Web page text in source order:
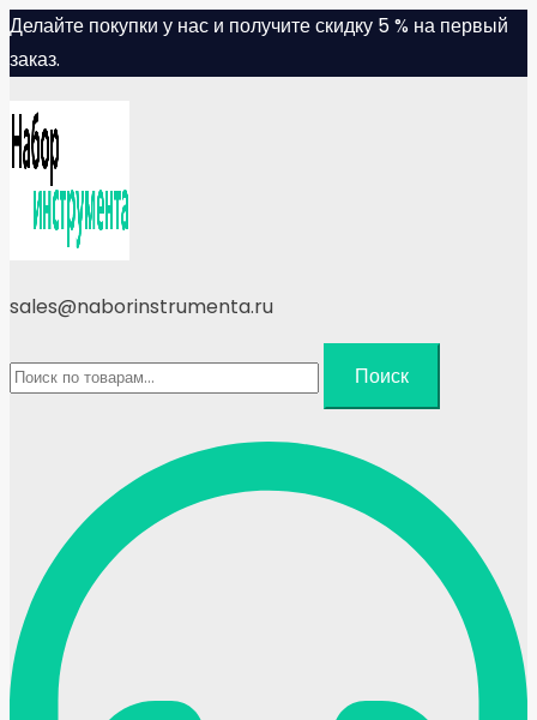
Skip
to
Делайте покупки у нас и получите скидку 5 % на первый
заказ.
sales@naborinstrumenta.ru
Искать:
Поиск